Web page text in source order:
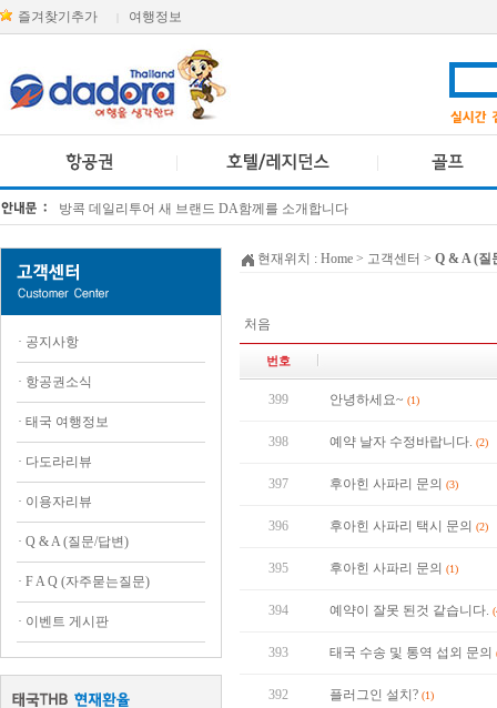
즐겨찾기추가 여행정보
방콕 데일리투어 새 브랜드 DA함께를 소개합니다
· 공지사항
· 항공권소식
· 태국 여행정보
· 다도라리뷰
· 이용자리뷰
· Q & A (질문/답변)
· F A Q (자주묻는질문)
· 이벤트 게시판
현재위치 : Home > 고객센터 > Q & A (질
처음
번호
399 안녕하세요~ (1)
398 예약 날자 수정바랍니다. (2)
397 후아힌 사파리 문의 (3)
396 후아힌 사파리 택시 문의 (2)
395 후아힌 사파리 문의 (1)
394 예약이 잘못 된것 같습니다.
393 태국 수송 및 통역 섭외 문의
392 플러그인 설치? (1)